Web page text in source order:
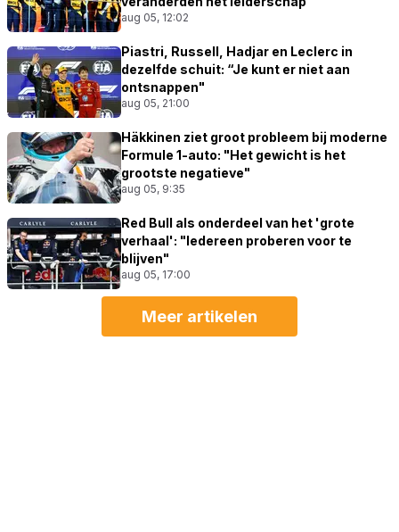
aug 05, 12:02
Piastri, Russell, Hadjar en Leclerc in
dezelfde schuit: “Je kunt er niet aan
ontsnappen"
aug 05, 21:00
Häkkinen ziet groot probleem bij moderne
Formule 1-auto: "Het gewicht is het
grootste negatieve"
aug 05, 9:35
Red Bull als onderdeel van het 'grote
verhaal': "Iedereen proberen voor te
blijven"
aug 05, 17:00
Meer artikelen